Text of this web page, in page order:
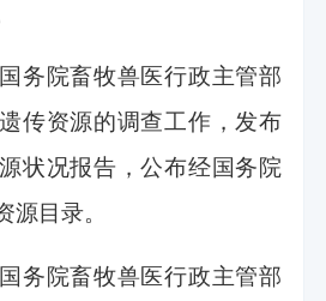
院畜牧兽医行政主管部
传资源的调查工作，发布
状况报告，公布经国务院
源目录。
院畜牧兽医行政主管部